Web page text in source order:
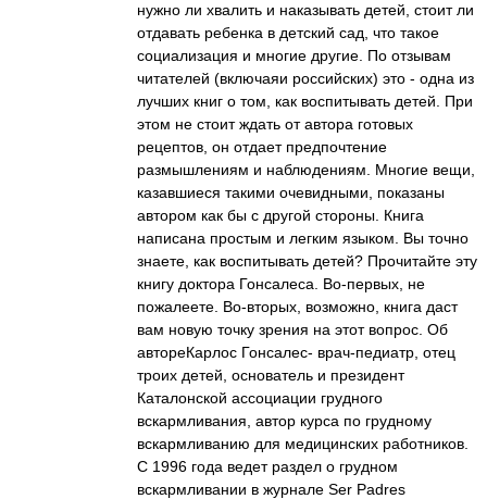
нужно ли хвалить и наказывать детей, стоит ли
отдавать ребенка в детский сад, что такое
социализация и многие другие. По отзывам
читателей (включаяи российских) это - одна из
лучших книг о том, как воспитывать детей. При
этом не стоит ждать от автора готовых
рецептов, он отдает предпочтение
размышлениям и наблюдениям. Многие вещи,
казавшиеся такими очевидными, показаны
автором как бы с другой стороны. Книга
написана простым и легким языком. Вы точно
знаете, как воспитывать детей? Прочитайте эту
книгу доктора Гонсалеса. Во-первых, не
пожалеете. Во-вторых, возможно, книга даст
вам новую точку зрения на этот вопрос. Об
автореКарлос Гонсалес- врач-педиатр, отец
троих детей, основатель и президент
Каталонской ассоциации грудного
вскармливания, автор курса по грудному
вскармливанию для медицинских работников.
С 1996 года ведет раздел о грудном
вскармливании в журнале Ser Padres